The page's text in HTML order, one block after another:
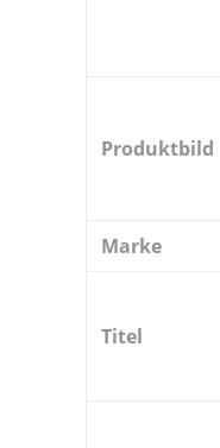
Produktbild
Marke
Titel